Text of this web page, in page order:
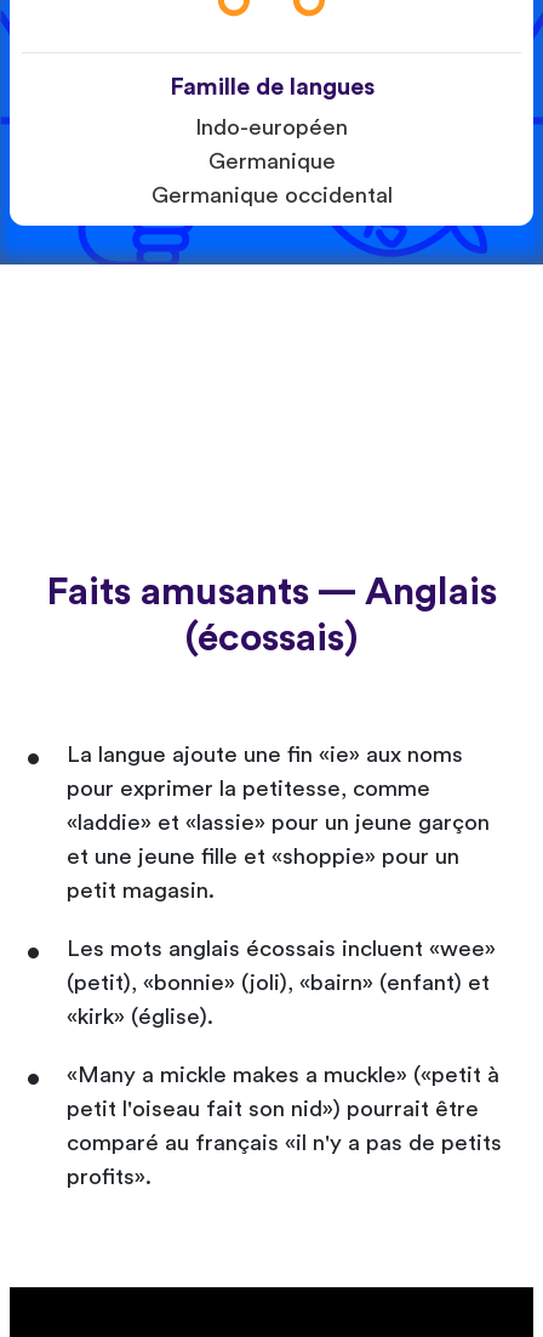
Famille de langues
Indo-européen
Germanique
Germanique occidental
Faits amusants — Anglais
(écossais)
La langue ajoute une fin «ie» aux noms
pour exprimer la petitesse, comme
«laddie» et «lassie» pour un jeune garçon
et une jeune fille et «shoppie» pour un
petit magasin.
Les mots anglais écossais incluent «wee»
(petit), «bonnie» (joli), «bairn» (enfant) et
«kirk» (église).
«Many a mickle makes a muckle» («petit à
petit l'oiseau fait son nid») pourrait être
comparé au français «il n'y a pas de petits
profits».